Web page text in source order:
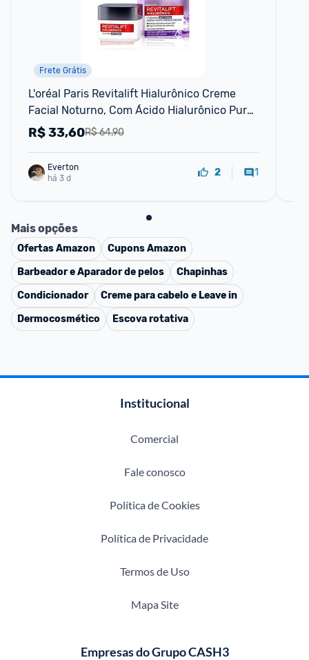
Frete Grátis
L'oréal Paris Revitalift Hialurônico Creme
Facial Noturno, Com Ácido Hialurônico Puro,
Com Textura Leve, Preenche Linhas De
R$ 64,90
R$33,60
Everton
há 3 d
2 1
Mais opções
OfertasAmazon CuponsAmazon
Barbeador e Aparador de pelos
Chapinhas
Condicionador
Creme para cabelo e Leave in
Dermocosmético
Escova rotativa
Institucional
Comercial
Fale conosco
Política de Cookies
Política de Privacidade
Termos de Uso
Mapa Site
Empresas do Grupo CASH3